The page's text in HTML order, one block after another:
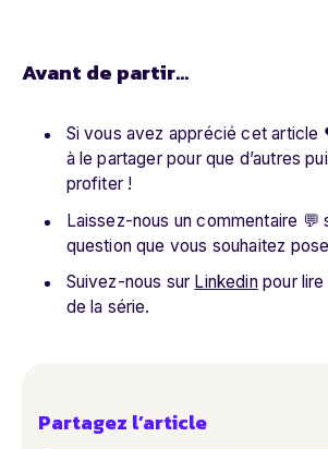
Avant de partir…
Si vous avez apprécié cet article
à le partager pour que d’autres
profiter !
Laissez-nous un commentaire 💬
question que vous souhaitez
Suivez-nous sur Linkedinpour lire
de la série.
Partagez l’article